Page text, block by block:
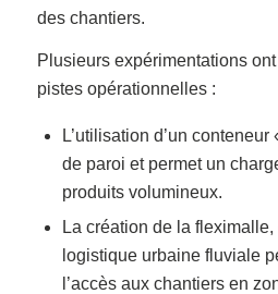
des chantiers.
Plusieurs expérimentations
pistes opérationnelles :
L’utilisation d’un
de paroi et permet un
produits volumineux.
La création de la
logistique urbaine fluviale
l’accès aux chantiers en